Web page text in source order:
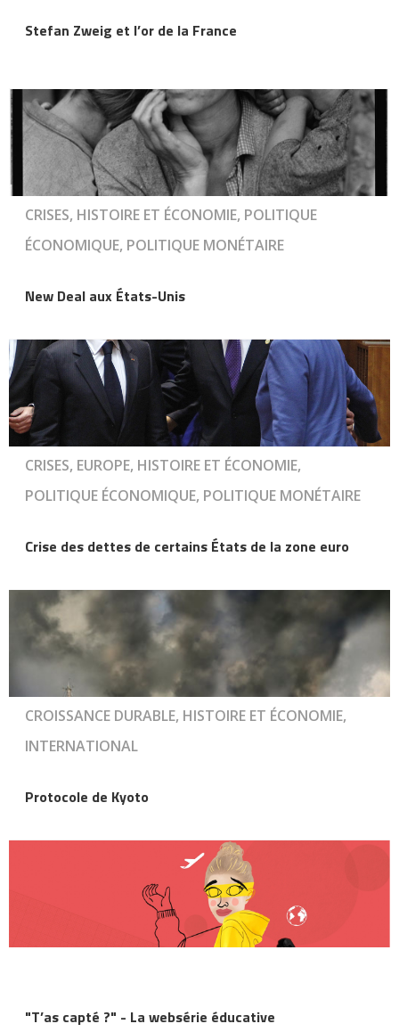
Stefan Zweig et l’or de la France
CRISES, HISTOIRE ET ÉCONOMIE, POLITIQUE
ÉCONOMIQUE, POLITIQUE MONÉTAIRE
New Deal aux États-Unis
CRISES, EUROPE, HISTOIRE ET ÉCONOMIE,
POLITIQUE ÉCONOMIQUE, POLITIQUE MONÉTAIRE
Crise des dettes de certains États de la zone euro
CROISSANCE DURABLE, HISTOIRE ET ÉCONOMIE,
INTERNATIONAL
Protocole de Kyoto
"T’as capté ?" - La websérie éducative